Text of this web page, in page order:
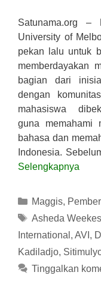
Satunama.org –
University of
pekan lalu untuk
memberdayakan
bagian dari
dengan
mahasiswa
guna memahami
bahasa dan
Indonesia.
Selengkapnya
Kategori
Maggis,
Tag
Asheda Weekes
International , AVI ,
Kadiladjo,
Tinggalkan